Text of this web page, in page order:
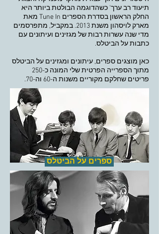
תיעוד רב ערך' כשהדוגמה הבולטת ביותר היא
החלק הראשון בסדרת הספרים Tune In מאת
מארק לויסהון משנת 2013. במקביל, מתפרסמים
מדי שנה עשרות רבות של מגזינים ועיתונים עם
כתבות על הביטלס.
כאן מוצגים ספרים, עיתונים ומגזינים על הביטלס
מתוך הספרייה הפרטית שלי המונה כ-250
פריטים שחלקם מקוריים משנות ה-60 וה-70.
ספרים על הביטלס